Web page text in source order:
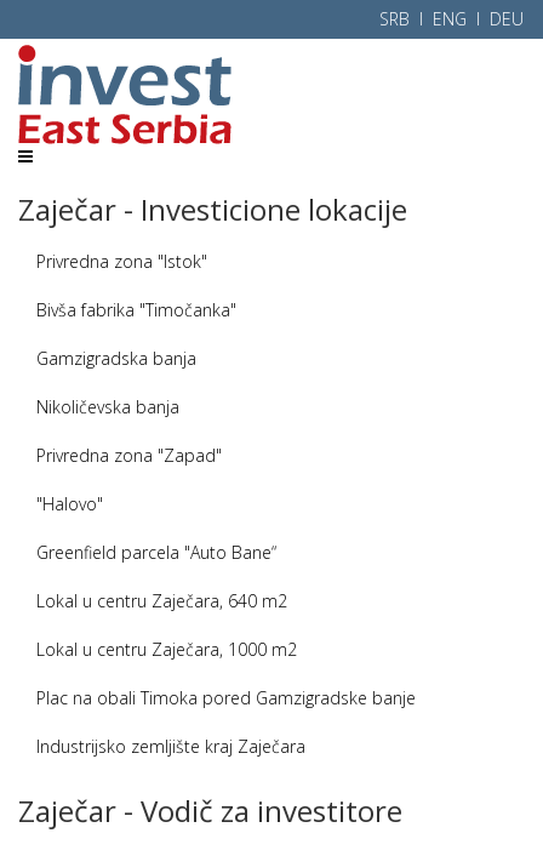
SRB l ENG l DEU
Zaječar - Investicione lokacije
Privredna zona "Istok"
Bivša fabrika "Timočanka"
Gamzigradska banja
Nikoličevska banja
Privredna zona "Zapad"
"Halovo"
Greenfield parcela "Auto Bane“
Lokal u centru Zaječara, 640 m2
Lokal u centru Zaječara, 1000 m2
Plac na obali Timoka pored Gamzigradske banje
Industrijsko zemljište kraj Zaječara
Zaječar - Vodič za investitore